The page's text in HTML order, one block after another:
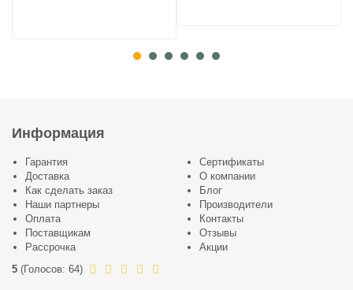
Информация
Гарантия
Доставка
Как сделать заказ
Наши партнеры
Оплата
Поставщикам
Рассрочка
Сертификаты
О компании
Блог
Производители
Контакты
Отзывы
Акции
5 (Голосов: 64)